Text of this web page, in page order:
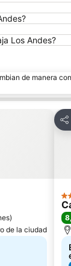
Los Andes?
de manera
)
de la ciudad
5